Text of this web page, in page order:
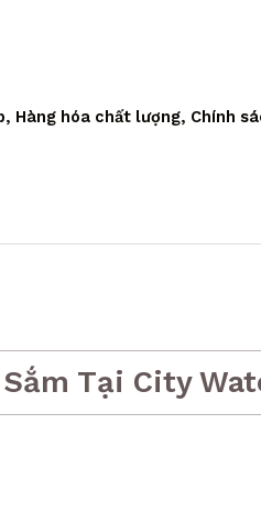
Hàng hóa chất lượng, Chính
Tại City